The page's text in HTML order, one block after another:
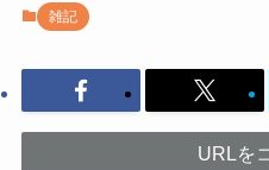
雑記
URLを